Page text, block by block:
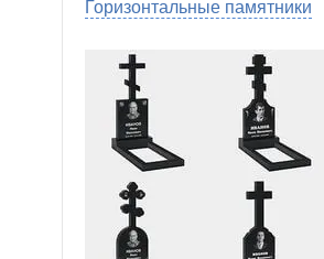
Горизонтальные памятники